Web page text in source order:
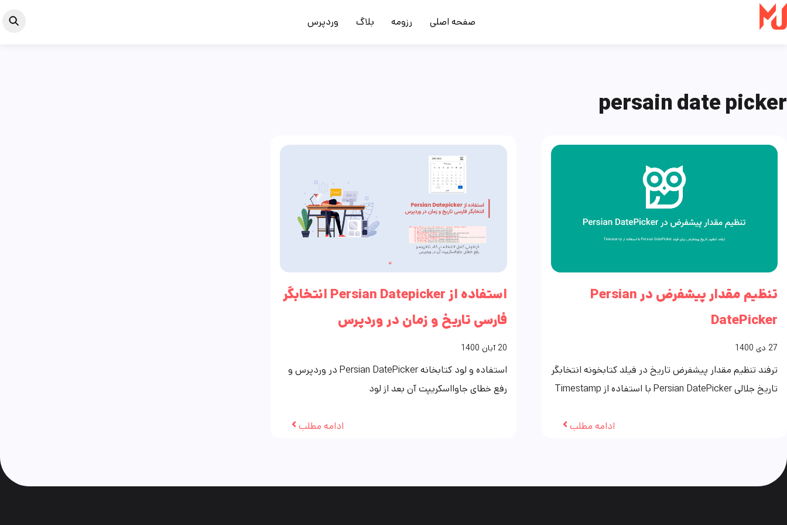
Skip
to
صفحه اصلی رزومه بلاگ وردپرس
persain date picker
تنظیم مقدار پیشفرض در Persian
DatePicker
27 دی 1400
ترفند تنظیم مقدار پیشفرض تاریخ در فیلد کتابخونه انتخابگر
تاریخ جلالی Persian DatePicker با استفاده از Timestamp
ادامه مطلب
استفاده از Persian Datepicker انتخابگر
فارسی تاریخ و زمان در وردپرس
20 آبان 1400
استفاده و لود کتابخانه Persian DatePicker در وردپرس و
رفع خطای جاوااسکریپت آن بعد از لود
ادامه مطلب